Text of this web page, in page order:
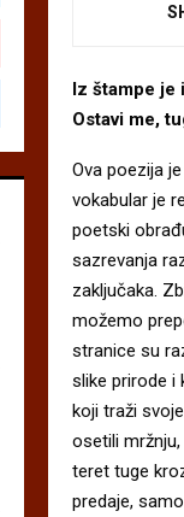
Iz štampe je
Ostavi me,
Ova poezija
vokabular je
poetski
sazrevanja
zaključaka.
možemo
stranice su
slike prirode i
koji traži
osetili
teret tuge
predaje,